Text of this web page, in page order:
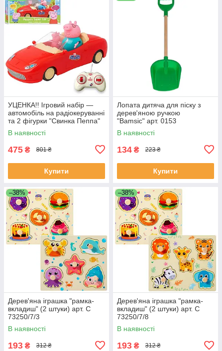
УЦЕНКА!! Ігровий набір —
автомобіль на радіокеруванні
та 2 фігурки "Свинка Пеппа"
(Peppa Pig) арт. 000-1
В наявності
475 ₴ 801 ₴
Купити
Лопата дитяча для піску з
дерев'яною ручкою
"Bamsic" арт. 0153
В наявності
134 ₴ 223 ₴
Купити
–38%
Дерев'яна іграшка "рамка-
вкладиш" (2 штуки) арт. C
73250/7/3
В наявності
193 ₴ 312 ₴
–38%
Дерев'яна іграшка "рамка-
вкладиш" (2 штуки) арт. C
73250/7/8
В наявності
193 ₴ 312 ₴